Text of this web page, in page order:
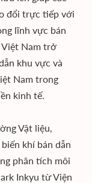
đổi trực tiếp với
lĩnh vực bán
Việt Nam trở
khu vực và
Nam trong
kinh tế.
Vật liệu,
khí bán dẫn
phân tích môi
Inkyu từ Viện